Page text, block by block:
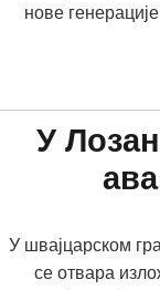
нове
У
У швајцарском
се отвара